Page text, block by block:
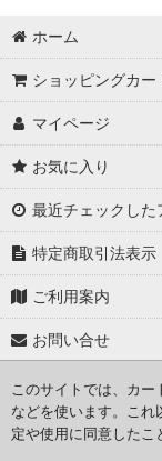
ホーム
ショッピングカー
マイページ
お気に入り
最近チェックした
特定商取引法表示
ご利用案内
お問い合せ
Copyright (C)
Powered by
このサイトでは、カ
などを使います。こ
定や使用に同意したこ